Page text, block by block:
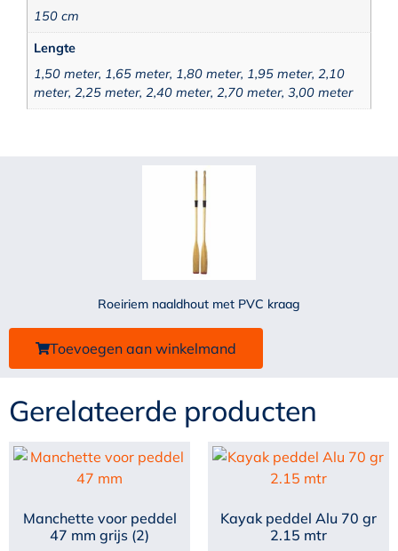
150 cm
Lengte
1,50 meter, 1,65 meter, 1,80 meter, 1,95 meter, 2,10
meter, 2,25 meter, 2,40 meter, 2,70 meter, 3,00 meter
Roeiriem naaldhout met PVC kraag
Toevoegen aan winkelmand
Gerelateerde producten
Manchette voor peddel
47 mm grijs (2)
Kayak peddel Alu 70 gr
2.15 mtr